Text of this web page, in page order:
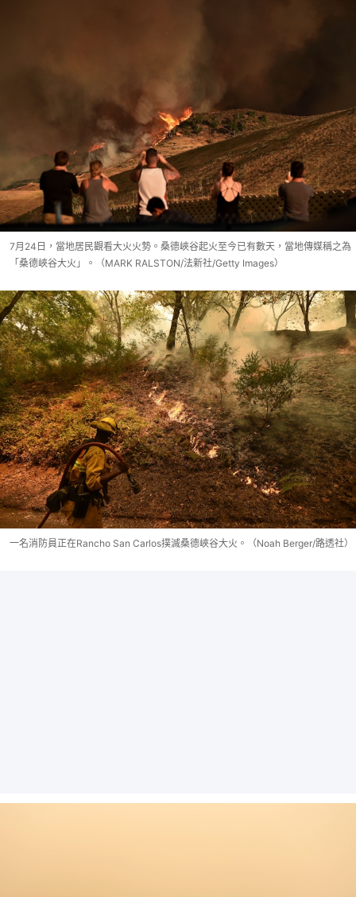
7月24日，當地居民觀看大火火勢。桑德峽谷起火至今已有數天，當地傳媒稱之為
「桑德峽谷大火」。（MARK RALSTON/法新社/Getty Images）
一名消防員正在Rancho San Carlos撲滅桑德峽谷大火。（Noah Berger/路透社）